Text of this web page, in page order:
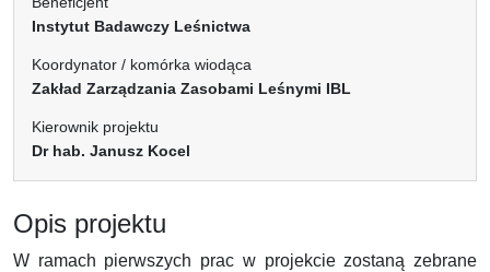
Instytut Badawczy Leśnictwa
Koordynator / komórka wiodąca
Zakład Zarządzania Zasobami Leśnymi IBL
Kierownik projektu
Dr hab. Janusz Kocel
Opis projektu
W ramach pierwszych prac w projekcie zostaną zebrane